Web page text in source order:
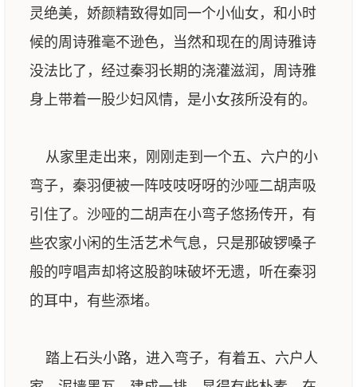
灵绝美，娇颜精致得如同一个小仙女，和小时
候的周诗雅毫不逊色，当然和现在的周诗雅诗
没法比了，经过秦羽长期的浇灌滋润，周诗雅
身上带着一股少妇风情，是小女孩所没有的。
从家里走出来，刚刚走到一个五、六户的小
弯子，秦羽便被一阵吱吱呀呀的沙哑二胡声吸
引住了。沙哑的二胡声在小弯子悠扬传开，有
些农家小闲的生活艺术气息，只是那破锣嗓子
般的哼唱声却将这股韵味破坏无遗，听在秦羽
的耳中，有些添堵。
踏上石头小路，进入弯子，有着五、六户人